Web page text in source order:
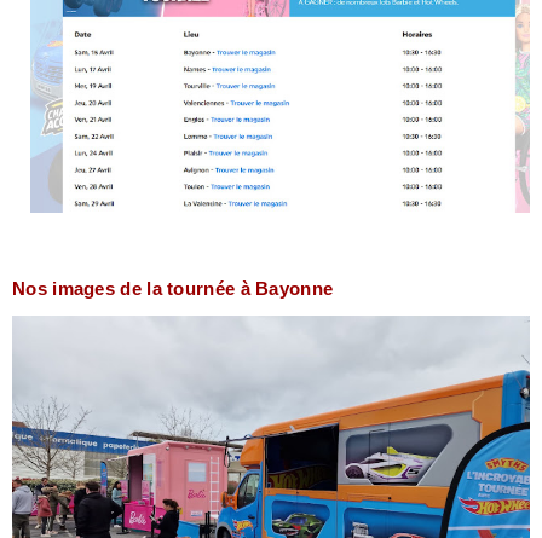
Nos images de la tournée à Bayonne